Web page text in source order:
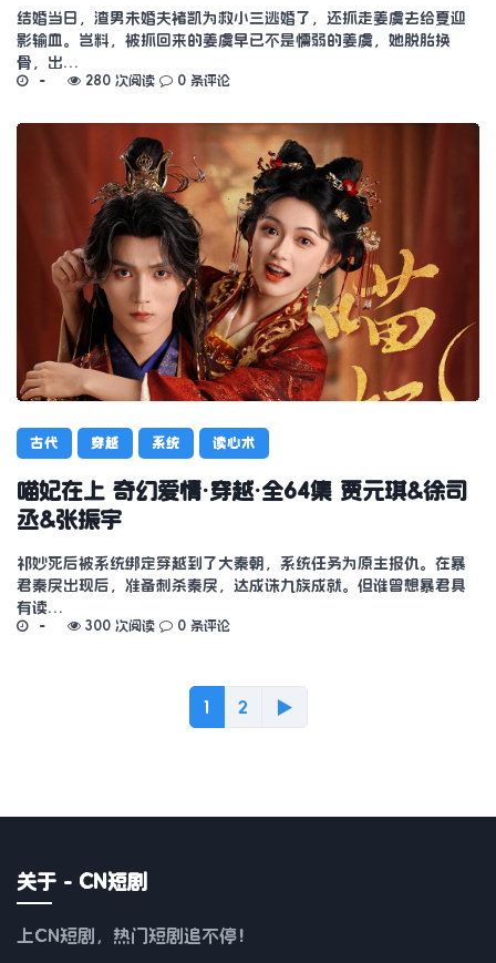
结婚当日，渣男未婚夫褚凯为救小三逃婚了，还抓走姜虞去给夏迎
影输血。岂料，被抓回来的姜虞早已不是懦弱的姜虞，她脱胎换
骨，出…
280 次阅读 0 条评论
古代 穿越 系统 读心术
喵妃在上 奇幻爱情·穿越·全64集 贾元琪&徐司
丞&张振宇
祁妙死后被系统绑定穿越到了大秦朝，系统任务为原主报仇。在暴
君秦戾出现后，准备刺杀秦戾，达成诛九族成就。但谁曾想暴君具
有读…
300 次阅读 0 条评论
1 2 ▶
关于 - CN短剧
上CN短剧，热门短剧追不停！